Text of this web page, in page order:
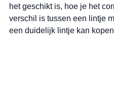
het geschikt is, hoe je het
verschil is tussen een lintje
een duidelijk lintje kan